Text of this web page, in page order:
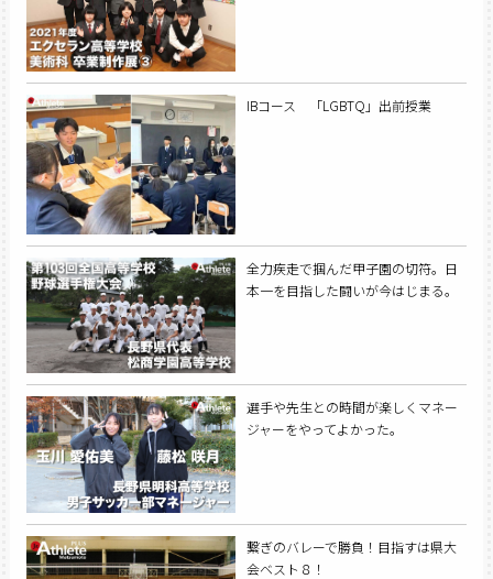
IBコース 「LGBTQ」出前授業
全力疾走で掴んだ甲子園の切符。日
本一を目指した闘いが今はじまる。
選手や先生との時間が楽しくマネー
ジャーをやってよかった。
繋ぎのバレーで勝負！目指すは県大
会ベスト８！